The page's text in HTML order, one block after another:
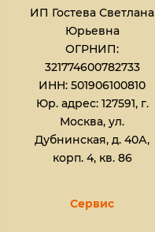
ИП Гостева Светлана
Юрьевна​
ОГРНИП:
321774600782733
ИНН: 501906100810
Юр. адрес: 127591, г.
Москва, ул.
Дубнинская, д. 40А,
корп. 4, кв. 86
Сервис